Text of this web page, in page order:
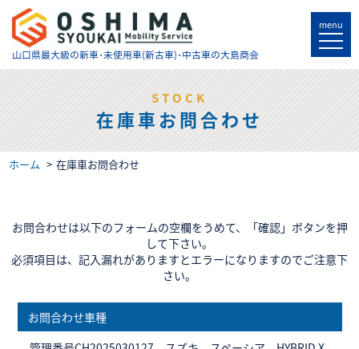
山口県最大級の新車･未使用車(新古車)･中古車の大島商会
menu
STOCK
在庫車お問合わせ
ホーム 在庫車お問合わせ
お問合わせは以下のフォームの空欄をうめて、「確認」ボタンを押
して下さい。
必須項目は、記入漏れがありますとエラーになりますのでご注意下
さい。
お問合わせ車種